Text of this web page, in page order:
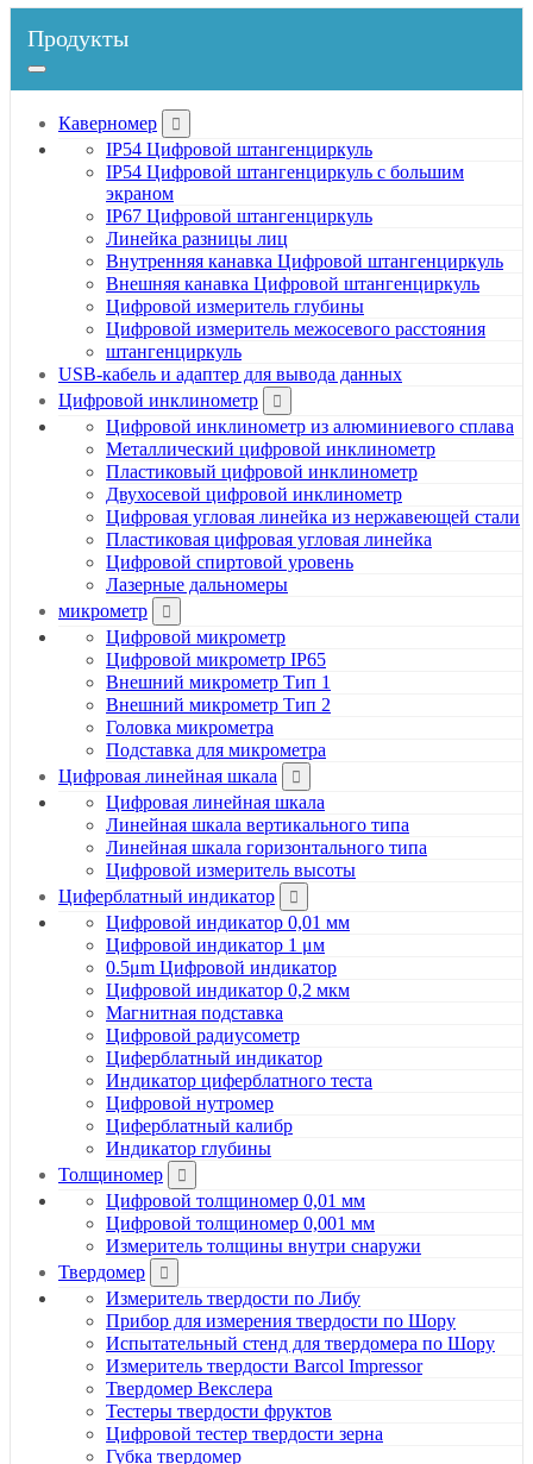
Продукты
Каверномер
IP54 Цифровой штангенциркуль
IP54 Цифровой штангенциркуль с большим
экраном
IP67 Цифровой штангенциркуль
Линейка разницы лиц
Внутренняя канавка Цифровой штангенциркуль
Внешняя канавка Цифровой штангенциркуль
Цифровой измеритель глубины
Цифровой измеритель межосевого расстояния
штангенциркуль
USB-кабель и адаптер для вывода данных
Цифровой инклинометр
Цифровой инклинометр из алюминиевого сплава
Металлический цифровой инклинометр
Пластиковый цифровой инклинометр
Двухосевой цифровой инклинометр
Цифровая угловая линейка из нержавеющей стали
Пластиковая цифровая угловая линейка
Цифровой спиртовой уровень
Лазерные дальномеры
микрометр
Цифровой микрометр
Цифровой микрометр IP65
Внешний микрометр Тип 1
Внешний микрометр Тип 2
Головка микрометра
Подставка для микрометра
Цифровая линейная шкала
Цифровая линейная шкала
Линейная шкала вертикального типа
Линейная шкала горизонтального типа
Цифровой измеритель высоты
Циферблатный индикатор
Цифровой индикатор 0,01 мм
Цифровой индикатор 1 μм
0.5μm Цифровой индикатор
Цифровой индикатор 0,2 мкм
Магнитная подставка
Цифровой радиусометр
Циферблатный индикатор
Индикатор циферблатного теста
Цифровой нутромер
Циферблатный калибр
Индикатор глубины
Толщиномер
Цифровой толщиномер 0,01 мм
Цифровой толщиномер 0,001 мм
Измеритель толщины внутри снаружи
Твердомер
Измеритель твердости по Либу
Прибор для измерения твердости по Шору
Испытательный стенд для твердомера по Шору
Измеритель твердости Barcol Impressor
Твердомер Векслера
Тестеры твердости фруктов
Цифровой тестер твердости зерна
Губка твердомер